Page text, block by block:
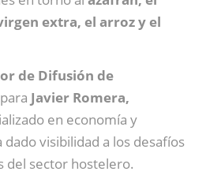
extra, el arroz y el
de Difusión de
Javier Romera,
en economía y
dado visibilidad a los desafíos
del sector hostelero.